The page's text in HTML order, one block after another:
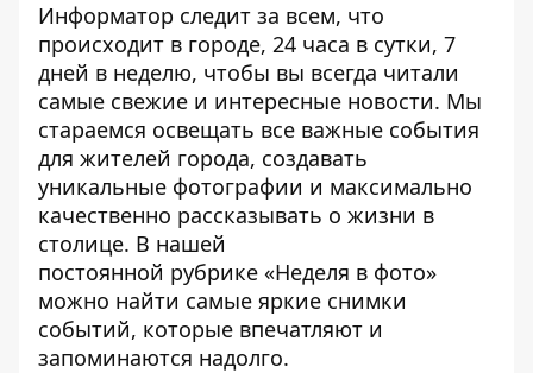
Информатор следит за всем, что
происходит в городе, 24 часа в сутки, 7
дней в неделю, чтобы вы всегда читали
самые свежие и интересные новости. Мы
стараемся освещать все важные события
для жителей города, создавать
уникальные фотографии и максимально
качественно рассказывать о жизни в
столице. В нашей
постоянной рубрике «Неделя в фото»
можно найти самые яркие снимки
событий, которые впечатляют и
запоминаются надолго.